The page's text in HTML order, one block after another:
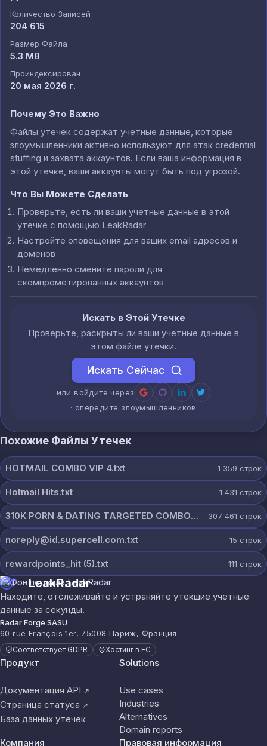
Количество Записей
204 615
Размер Файла
5.3 MB
Проиндексирован
20 мая 2026 г.
Почему Это Важно
Файлы утечек содержат учетные данные, которые
злоумышленники активно используют для атак credential
stuffing и захвата аккаунтов. Если ваша информация в
этой утечке, ваши аккаунты могут быть под угрозой.
Что Вы Можете Сделать
Проверьте, есть ли ваши учетные данные в этой
утечке с помощью LeakRadar
Настройте оповещения для ваших email адресов и
доменов
Немедленно смените пароли для
скомпрометированных аккаунтов
Искать в Этой Утечке
Проверьте, раскрыты ли ваши учетные данные в
этом файле утечки.
Искать Сейчас
или войдите через
· опередите злоумышленников
Похожие Файлы Утечек
HOTMAIL COMBO VIP 4.txt 1 359 строк
Hotmail Hits.txt 1 431 строк
310K PORN & DATING TARGETED COMBOLIST.txt 307 461 строк
noreply@id.supercell.com.txt 15 строк
rewardpoints_hit (5).txt 111 строк
LeakRadar
Находите, отслеживайте и устраняйте утекшие учетные
данные за секунды.
Radar Forge SASU
60 rue François 1er, 75008 Париж, Франция
Соответствует GDPR Хостинг в ЕС
Продукт
Документация API ↗
Страница статуса ↗
База данных утечек
Solutions
Use cases
Industries
Alternatives
Domain reports
Компания
Правовая информация